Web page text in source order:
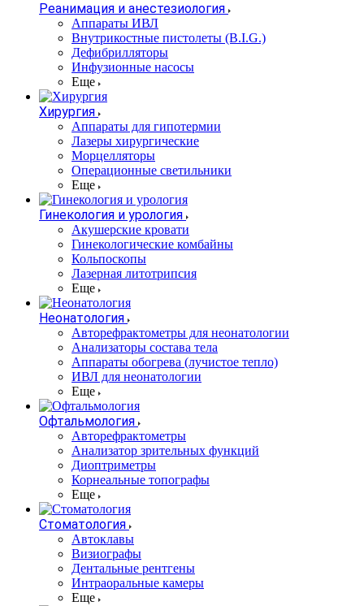
Реанимация и анестезиология
Аппараты ИВЛ
Внутрикостные пистолеты (B.I.G.)
Дефибрилляторы
Инфузионные насосы
Еще
Хирургия
Аппараты для гипотермии
Лазеры хирургические
Морцелляторы
Операционные светильники
Еще
Гинекология и урология
Акушерские кровати
Гинекологические комбайны
Кольпоскопы
Лазерная литотрипсия
Еще
Неонатология
Авторефрактометры для неонатологии
Анализаторы состава тела
Аппараты обогрева (лучистое тепло)
ИВЛ для неонатологии
Еще
Офтальмология
Авторефрактометры
Анализатор зрительных функций
Диоптриметры
Корнеальные топографы
Еще
Стоматология
Автоклавы
Визиографы
Дентальные рентгены
Интраоральные камеры
Еще